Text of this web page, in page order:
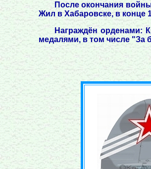
После окончания
Жил в Хабаровске, в конце
Награждён орденами:
медалями, в том числе "За